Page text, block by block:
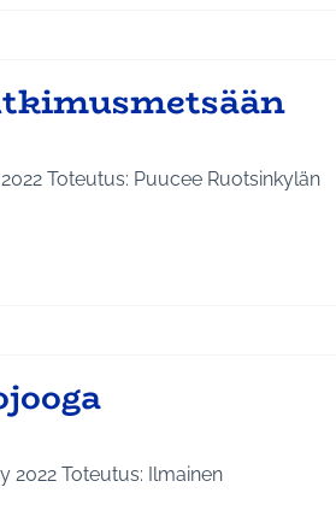
Toteutus: Puucee Ruotsinkylän
Ympäristö
2022 Toteutus: Ilmainen